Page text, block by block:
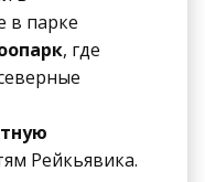
в парке
, где
Рейкьявика.